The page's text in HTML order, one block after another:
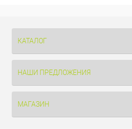
КАТАЛОГ
НАШИ ПРЕДЛОЖЕНИЯ
МАГАЗИН